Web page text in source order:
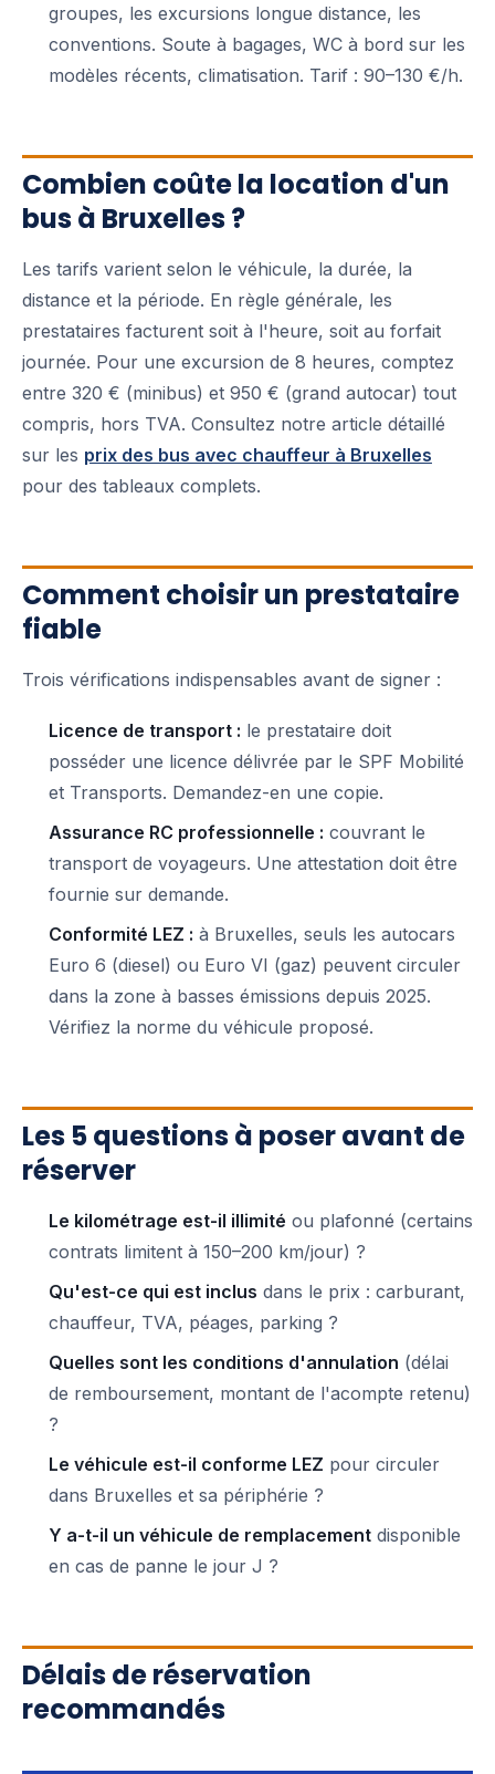
groupes, les excursions longue distance, les
conventions. Soute à bagages, WC à bord sur les
modèles récents, climatisation. Tarif : 90–130 €/h.
Combien coûte la location d'un
bus à Bruxelles ?
Les tarifs varient selon le véhicule, la durée, la
distance et la période. En règle générale, les
prestataires facturent soit à l'heure, soit au forfait
journée. Pour une excursion de 8 heures, comptez
entre 320 € (minibus) et 950 € (grand autocar) tout
compris, hors TVA. Consultez notre article détaillé
sur les prix des bus avec chauffeur à Bruxelles
pour des tableaux complets.
Comment choisir un prestataire
fiable
Trois vérifications indispensables avant de signer :
Licence de transport : le prestataire doit
posséder une licence délivrée par le SPF Mobilité
et Transports. Demandez-en une copie.
Assurance RC professionnelle : couvrant le
transport de voyageurs. Une attestation doit être
fournie sur demande.
Conformité LEZ : à Bruxelles, seuls les autocars
Euro 6 (diesel) ou Euro VI (gaz) peuvent circuler
dans la zone à basses émissions depuis 2025.
Vérifiez la norme du véhicule proposé.
Les 5 questions à poser avant de
réserver
Le kilométrage est-il illimité ou plafonné (certains
contrats limitent à 150–200 km/jour) ?
Qu'est-ce qui est inclus dans le prix : carburant,
chauffeur, TVA, péages, parking ?
Quelles sont les conditions d'annulation (délai
de remboursement, montant de l'acompte retenu)
?
Le véhicule est-il conforme LEZ pour circuler
dans Bruxelles et sa périphérie ?
Y a-t-il un véhicule de remplacement disponible
en cas de panne le jour J ?
Délais de réservation
recommandés